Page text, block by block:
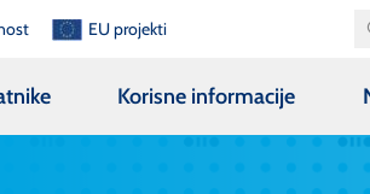
EU projekti
Korisne informacije